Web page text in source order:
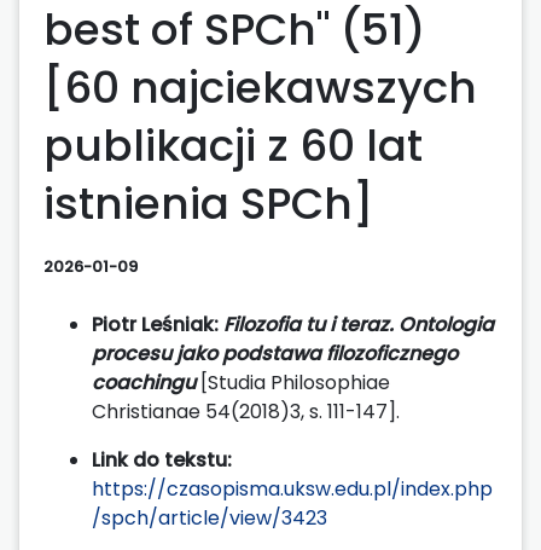
best of SPCh" (51)
[60 najciekawszych
publikacji z 60 lat
istnienia SPCh]
2026-01-09
Piotr Leśniak: Filozofia tu i teraz. Ontologia
procesu jako podstawa filozoficznego
coachingu[Studia Philosophiae
Christianae 54(2018)3, s. 111-147].
Link do tekstu:
https://czasopisma.uksw.edu.pl/index.php
/spch/article/view/3423